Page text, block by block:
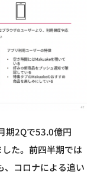
期2Qで53.0億円
した。前四半期では
、コロナによる追い